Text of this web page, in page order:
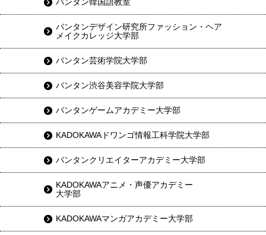
バンタンデザイン研究所ファッション・ヘア
メイクカレッジ大学部
バンタン芸術学院大学部
バンタン渋谷美容学院大学部
バンタンゲームアカデミー大学部
KADOKAWAドワンゴ情報工科学院大学部
バンタンクリエイターアカデミー大学部
KADOKAWAアニメ・声優アカデミー
大学部
KADOKAWAマンガアカデミー大学部